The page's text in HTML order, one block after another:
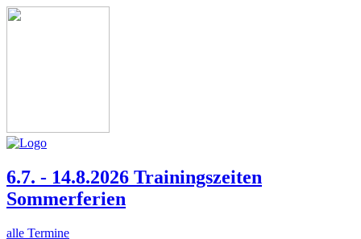
6.7. - 14.8.2026 Trainingszeiten
Sommerferien
alle Termine